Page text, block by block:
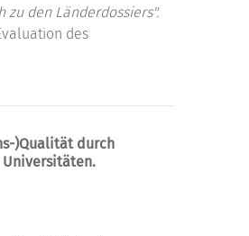
zu den Länderdossiers".
des
)Qualität durch
Universitäten.